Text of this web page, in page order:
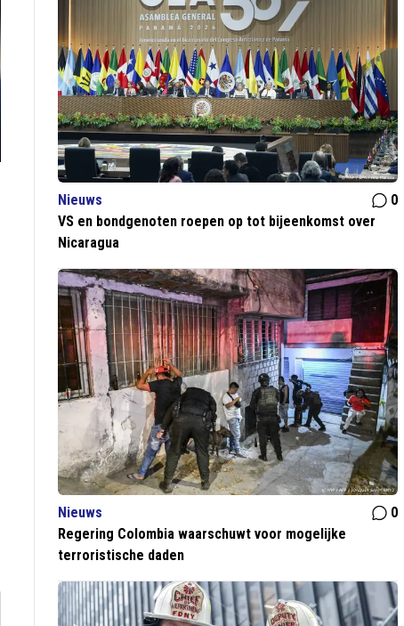
Nieuws
0
VS en bondgenoten roepen op tot bijeenkomst over
Nicaragua
Nieuws
0
Regering Colombia waarschuwt voor mogelijke
terroristische daden